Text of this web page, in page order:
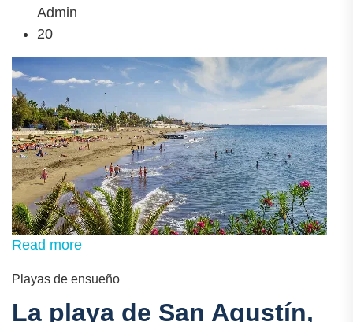
Admin
20
Read more
Playas de ensueño
La playa de San Agustín,